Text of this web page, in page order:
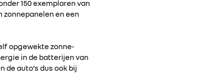
150 exemplaren van
zonnepanelen en een
opgewekte zonne-
in de batterijen van
auto’s dus ook bij